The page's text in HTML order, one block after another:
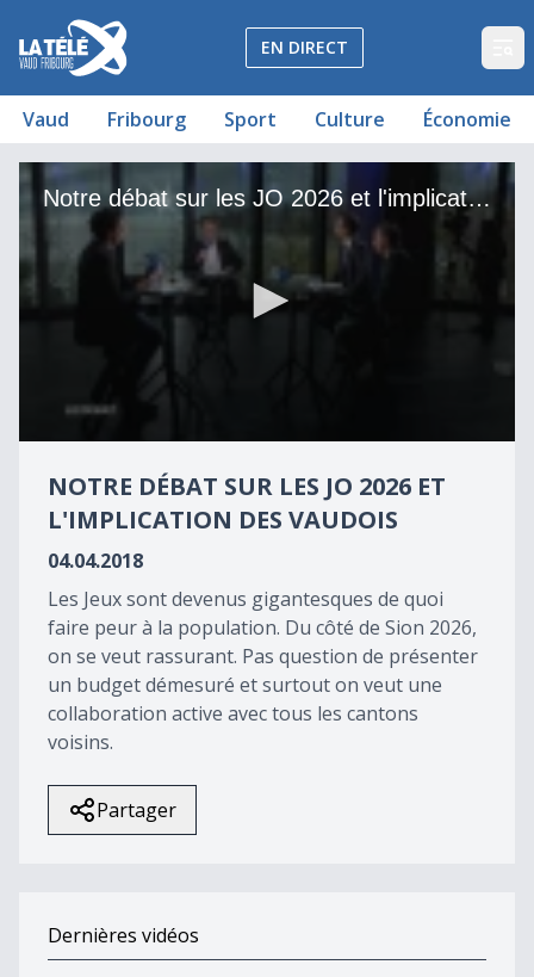
La Télé - Télévision régionale Vaud et Fribourg
EN DIRECT
Vaud Fribourg Sport Culture Économie
Notre débat sur les JO 2026 et l'implication des vaudois
Notre débat sur les JO 2026 et l'implication des vaudois
minutes,
seconds
NOTRE DÉBAT SUR LES JO 2026 ET
L'IMPLICATION DES VAUDOIS
04.04.2018
Les Jeux sont devenus gigantesques de quoi
faire peur à la population. Du côté de Sion 2026,
on se veut rassurant. Pas question de présenter
un budget démesuré et surtout on veut une
collaboration active avec tous les cantons
voisins.
Partager
Dernières vidéos